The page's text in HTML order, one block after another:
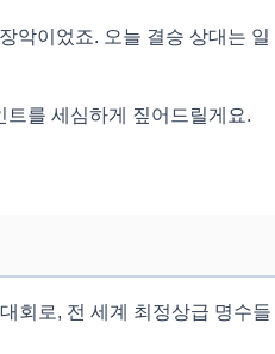
악이었죠. 오늘 결승 상대는 일
를 세심하게 짚어드릴게요.
회로, 전 세계 최정상급 명수들